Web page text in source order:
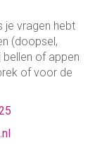
je vragen hebt
(doopsel,
bellen of appen
of voor de